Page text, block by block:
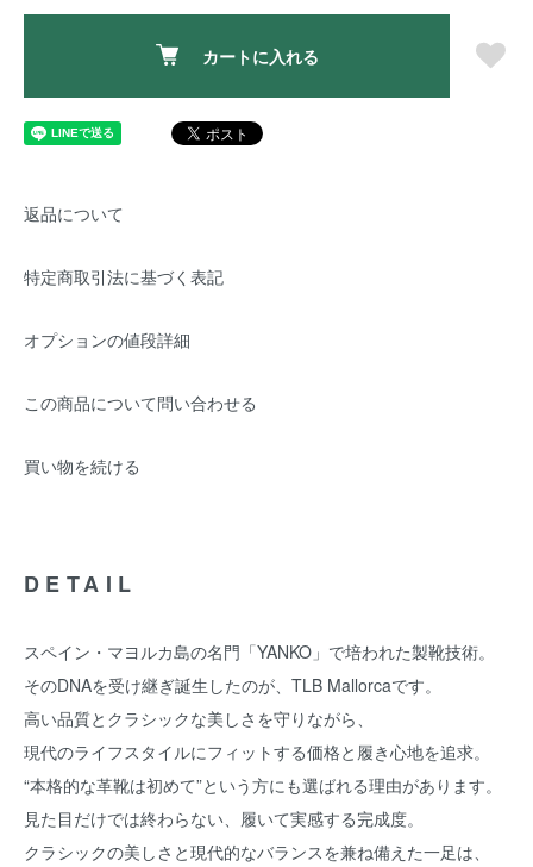
カートに入れる
返品について
特定商取引法に基づく表記
オプションの値段詳細
この商品について問い合わせる
買い物を続ける
DETAIL
スペイン・マヨルカ島の名門「YANKO」で培われた製靴技術。
そのDNAを受け継ぎ誕生したのが、TLB Mallorcaです。
高い品質とクラシックな美しさを守りながら、
現代のライフスタイルにフィットする価格と履き心地を追求。
“本格的な革靴は初めて”という方にも選ばれる理由があります。
見た目だけでは終わらない、履いて実感する完成度。
クラシックの美しさと現代的なバランスを兼ね備えた一足は、